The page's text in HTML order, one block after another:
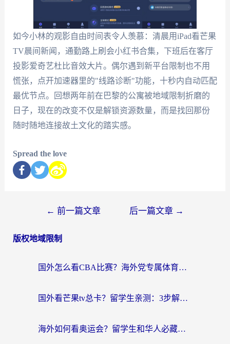
如今小林的观影自由时间表令人羡慕：清晨用iPad看芒果
TV晨间新闻，通勤路上刷会小红书合集，下班后在客厅
投影爱奇艺杜比音效大片。偶尔遇到新平台限制也不用
慌张，点开加速器里的"线路诊断"功能，十秒内自动匹配
最优节点。回想两年前在巴黎的公寓被地域限制折磨的
日子，现在的改变不仅是解锁资源数量，而是找回那份
随时随地连接故土文化的踏实感。
Spread the love
← 前一篇文章 后一篇文章 →
版权地域限制
国外怎么看CBA比赛？海外党专属体育直播指南，告别地区限制看球自由
国外看芒果tv总卡？留学生亲测：3步解决地域限制+流畅追剧攻略
海外如何看奥运会？留学生和华人必藏的体育赛事观看终极指南